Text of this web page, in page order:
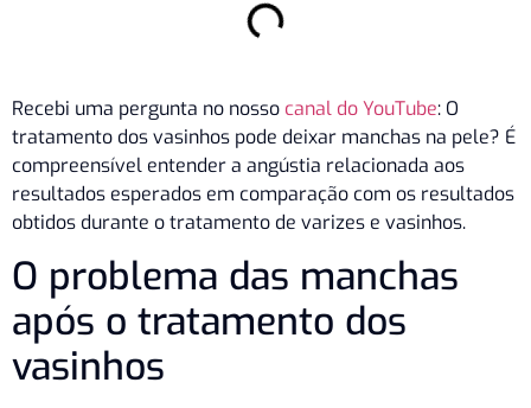
Recebi uma pergunta no nosso canal do YouTube: O
tratamento dos vasinhos pode deixar manchas na pele? É
compreensível entender a angústia relacionada aos
resultados esperados em comparação com os resultados
obtidos durante o tratamento de varizes e vasinhos.
O problema das manchas
após o tratamento dos
vasinhos